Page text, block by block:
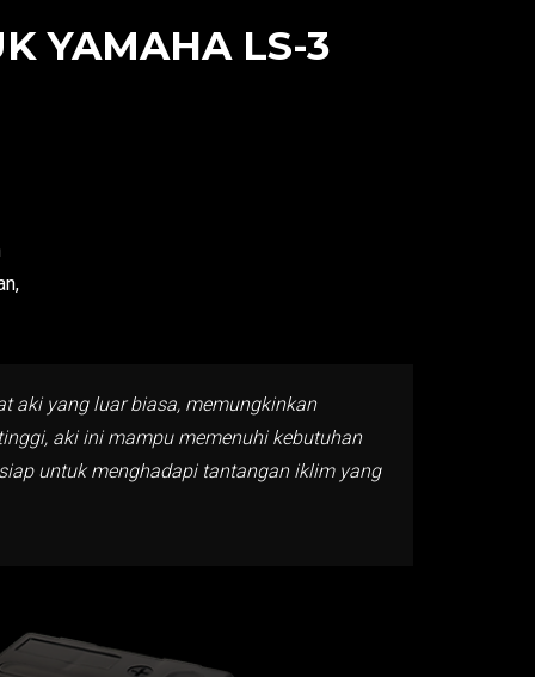
YAMAHA LS-3
aki yang luar biasa, memungkinkan
aki ini mampu memenuhi kebutuhan
untuk menghadapi tantangan iklim yang